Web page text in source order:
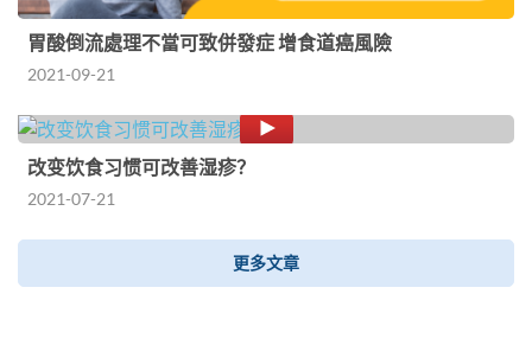
胃酸倒流處理不當可致併發症 增食道癌風險
2021-09-21
改变饮食习惯可改善湿疹？
2021-07-21
更多文章